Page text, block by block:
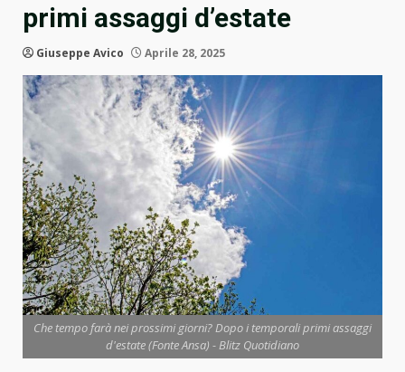
primi assaggi d’estate
Giuseppe Avico Aprile 28, 2025
Che tempo farà nei prossimi giorni? Dopo i temporali primi assaggi
d'estate (Fonte Ansa) - Blitz Quotidiano